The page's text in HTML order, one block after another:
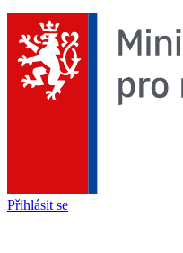
Přihlásit se